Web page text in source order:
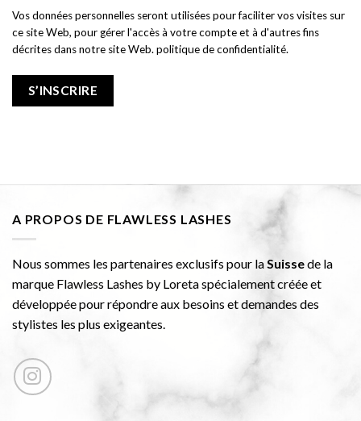
Vos données personnelles seront utilisées pour faciliter vos visites sur
ce site Web, pour gérer l'accès à votre compte et à d'autres fins
décrites dans notre site Web.politique de confidentialité.
S’INSCRIRE
A PROPOS DE FLAWLESS LASHES
Nous sommes les partenaires exclusifs pour la Suissede la
marque Flawless Lashes by Loreta spécialement créée et
développée pour répondre aux besoins et demandes des
stylistes les plus exigeantes.